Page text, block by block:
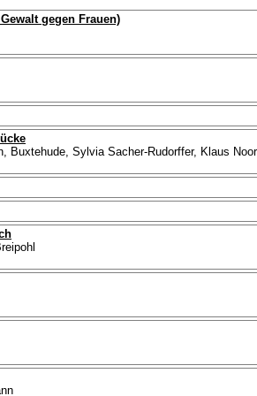
gegen Frauen)
Buxtehude, Sylvia Sacher-Rudorffer, Klaus